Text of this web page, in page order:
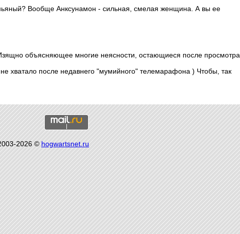
Вообще Анксунамон - сильная, смелая женщина. А вы ее
объясняющее многие неясности, остающиеся после просмотра
хватало после недавнего "мумийного" телемарафона ) Чтобы, так
2026 ©hogwartsnet.ru